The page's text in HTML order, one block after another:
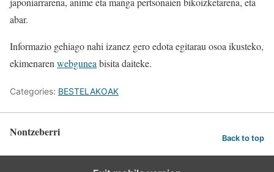
abar.
Informazio gehiago nahi izanez gero edota egitarau osoa ikusteko,
ekimenaren webgunea bisita daiteke.
Categories: BESTELAKOAK
Nontzeberri Back to top